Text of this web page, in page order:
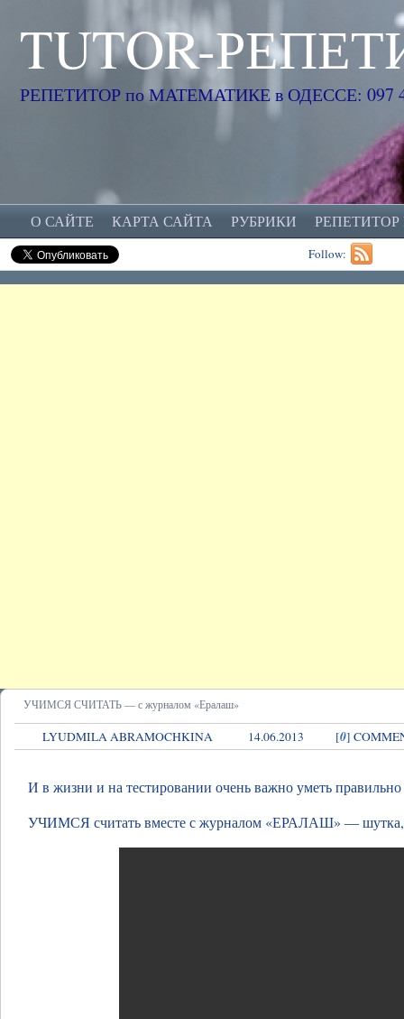
TUTOR-
РЕПЕТИТОР по МАТЕМАТИКЕ в ОДЕССЕ: 097
О САЙТЕ КАРТА САЙТА РУБРИКИ
Follow:
УЧИМСЯ СЧИТАТЬ — с журналом «Ералаш»
LYUDMILA ABRAMOCHKINA 14.06.2013 [0]
И в жизни и на тестировании очень важно уметь правильно
УЧИМСЯ считать вместе с журналом «ЕРАЛАШ» — шутка,